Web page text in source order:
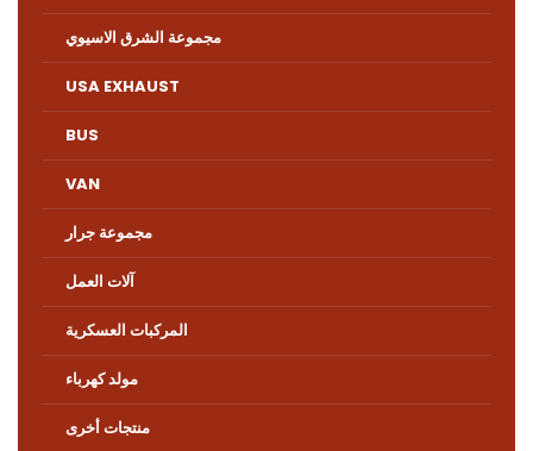
مجموعة الشرق الاسيوي
USA EXHAUST
BUS
VAN
مجموعة جرار
آلات العمل
المركبات العسكرية
مولد كهرباء
منتجات أخرى